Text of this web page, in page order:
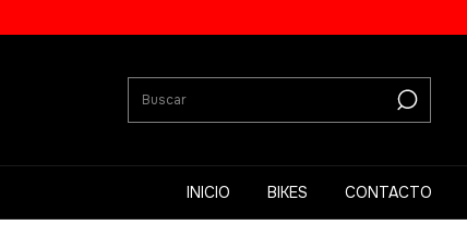
INICIO BIKES CONTACTO